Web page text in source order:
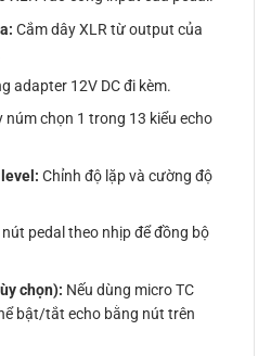
Cắm dây XLR từ output của
adapter 12V DC đi kèm.
núm chọn 1 trong 13 kiểu echo
Chỉnh độ lặp và cường độ
pedal theo nhịp để đồng bộ
chọn): Nếu dùng micro TC
bật/tắt echo bằng nút trên